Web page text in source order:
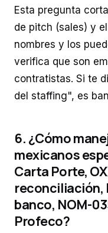
Esta pregunta
de pitch (sales) y
nombres y los
verifica que son
contratistas. Si te
del staffing", es
6. ¿Cómo
mexicanos
Carta Porte,
reconciliación,
banco, NOM-
Profeco?